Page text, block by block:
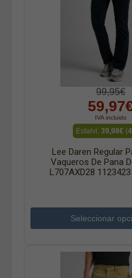
99,95€
IVA incluido
Estalvi: 39,98€ (
Lee Daren Regular
Vaqueros De Pana
L707AXD28
Seleccionar